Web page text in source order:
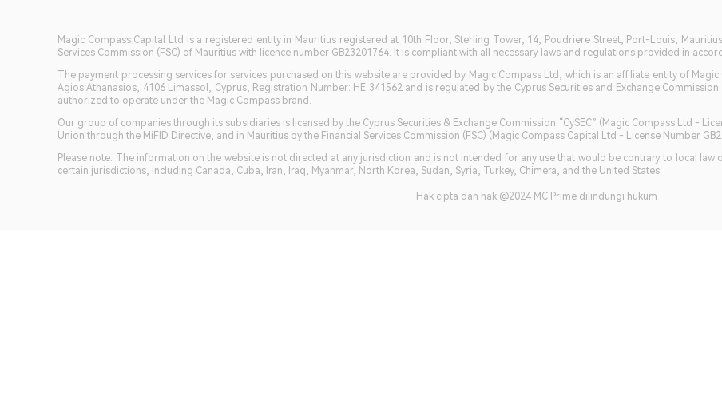
Magic Compass Capital Ltd is a registered entity in Mauritius registered at 10th Floor, Sterling Tower, 14, Poudriere Street, Port-Louis,
Services Commission (FSC) of Mauritius with licence number GB23201764. It is compliant with all necessary laws and regulations provided in
The payment processing services for services purchased on this website are provided by Magic Compass Ltd, which is an affiliate entity of
Agios Athanasios, 4106 Limassol, Cyprus, Registration Number: HE 341562 and is regulated by the Cyprus Securities and Exchange
authorized to operate under the Magic Compass brand.
Our group of companies through its subsidiaries is licensed by the Cyprus Securities & Exchange Commission “CySEC” (Magic Compass Ltd -
Union through the MiFID Directive, and in Mauritius by the Financial Services Commission (FSC) (Magic Compass Capital Ltd - License Number
Please note: The information on the website is not directed at any jurisdiction and is not intended for any use that would be contrary to local
certain jurisdictions, including Canada, Cuba, Iran, Iraq, Myanmar, North Korea, Sudan, Syria, Turkey, Chimera, and the United States.
Hak cipta dan hak @2024 MC Prime dilindungi hukum​